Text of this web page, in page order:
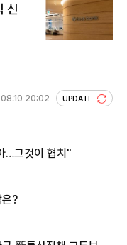
신
08.10 20:02 UPDATE
…그것이 협치"
?